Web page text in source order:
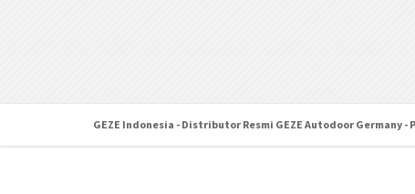
GEZE Indonesia - Distributor Resmi GEZE Autodoor Germany -